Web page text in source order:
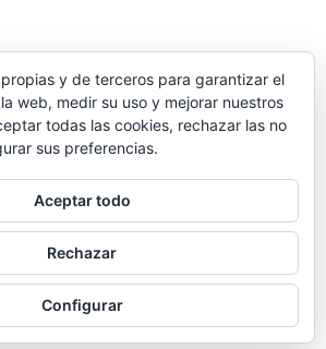
y de terceros para garantizar el
web, medir su uso y mejorar nuestros
todas las cookies, rechazar las no
sus preferencias.
Aceptar todo
Rechazar
Configurar